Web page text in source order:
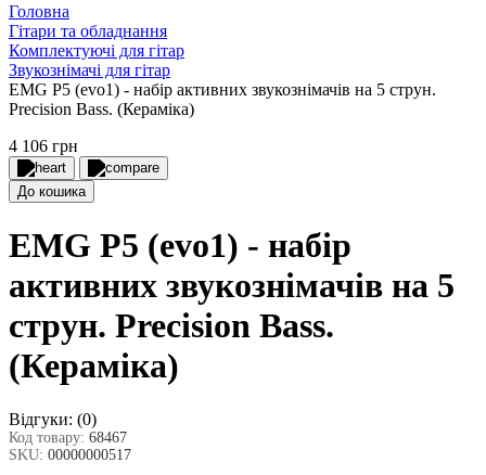
Головна
Гітари та обладнання
Комплектуючі для гітар
Звукознімачі для гітар
EMG P5 (evo1) - набір активних звукознімачів на 5 струн.
Precision Bass. (Кераміка)
4 106 грн
До кошика
EMG P5 (evo1) - набір
активних звукознімачів на 5
струн. Precision Bass.
(Кераміка)
Відгуки: (0)
Код товару: 68467
SKU: 00000000517